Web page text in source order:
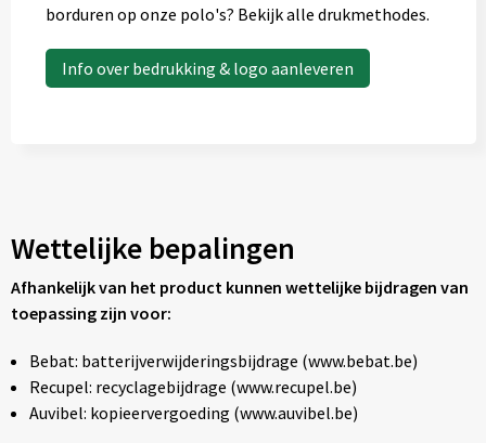
borduren op onze polo's? Bekijk alle drukmethodes.
Info over bedrukking & logo aanleveren
Wettelijke bepalingen
Afhankelijk van het product kunnen wettelijke bijdragen van
toepassing zijn voor:
Bebat: batterijverwijderingsbijdrage (www.bebat.be)
Recupel: recyclagebijdrage (www.recupel.be)
Auvibel: kopieervergoeding (www.auvibel.be)